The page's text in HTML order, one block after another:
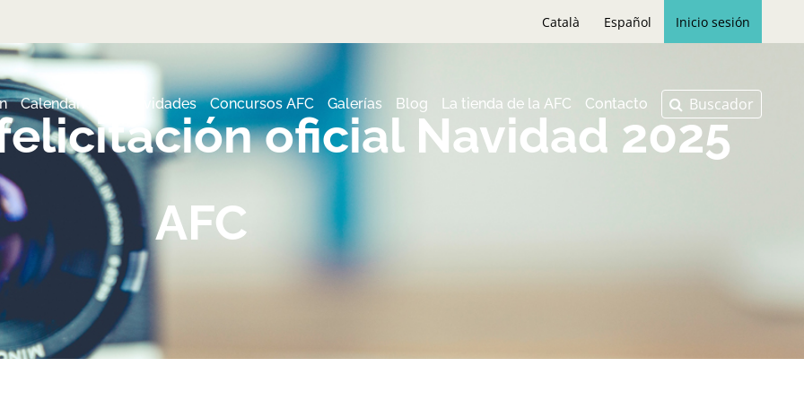
Català Español Inicio sesión
Calendario de actividades Concursos AFC Galerías Blog La tienda de la AFC Contacto
oficial Navidad 2025
AFC